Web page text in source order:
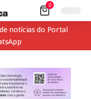
0
notícias do Portal